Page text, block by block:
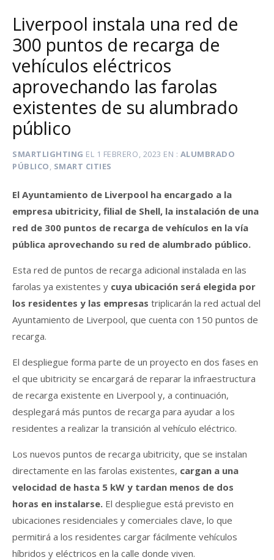
Liverpool instala una red de
300 puntos de recarga de
vehículos eléctricos
aprovechando las farolas
existentes de su alumbrado
público
SMARTLIGHTING EL 1 FEBRERO, 2023 EN
ALUMBRADO
PÚBLICO, SMART CITIES
El Ayuntamiento de Liverpool ha encargado a la
empresa ubitricity, filial de Shell, la instalación de una
red de 300 puntos de recarga de vehículos en la vía
pública aprovechando su red de alumbrado público.
Esta red de puntos de recarga adicional instalada en las
farolas ya existentes y cuya ubicación será elegida por
los residentes y las empresas triplicarán la red actual del
Ayuntamiento de Liverpool, que cuenta con 150 puntos de
recarga.
El despliegue forma parte de un proyecto en dos fases en
el que ubitricity se encargará de reparar la infraestructura
de recarga existente en Liverpool y, a continuación,
desplegará más puntos de recarga para ayudar a los
residentes a realizar la transición al vehículo eléctrico.
Los nuevos puntos de recarga ubitricity, que se instalan
directamente en las farolas existentes, cargan a una
velocidad de hasta 5 kW y tardan menos de dos
horas en instalarse. El despliegue está previsto en
ubicaciones residenciales y comerciales clave, lo que
permitirá a los residentes cargar fácilmente vehículos
híbridos y eléctricos en la calle donde viven.